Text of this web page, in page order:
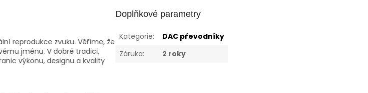
reprodukce zvuku. Věříme, že
jménu. V dobré tradici,
výkonu, designu a kvality
Doplňkové parametry
Kategorie:
DAC převodníky
Záruka: 2 roky